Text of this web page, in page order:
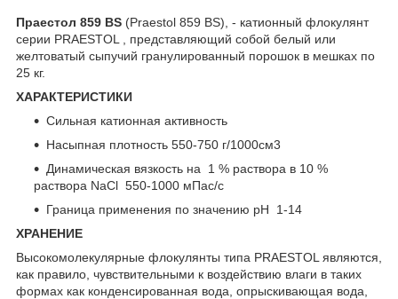
Праестол 859 BS (Praestol 859 BS), - катионный флокулянт
серии PRAESTOL , представляющий собой белый или
желтоватый сыпучий гранулированный порошок в мешках по
25 кг.
ХАРАКТЕРИСТИКИ
Сильная катионная активность
Насыпная плотность 550-750 г/1000см3
Динамическая вязкость на 1 % раствора в 10 %
раствора NaCl 550-1000 мПас/с
Граница применения по значению pH 1-14
ХРАНЕНИЕ
Высокомолекулярные флокулянты типа PRAESTOL являются,
как правило, чувствительными к воздействию влаги в таких
формах как конденсированная вода, опрыскивающая вода,